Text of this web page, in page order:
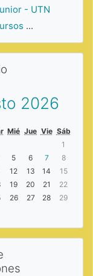
- UTN
...
2026
Mié Jue Vie Sáb
1
5 6 7
8
12 13 14
15
19 20 21
22
26 27 28
29
calificaciones